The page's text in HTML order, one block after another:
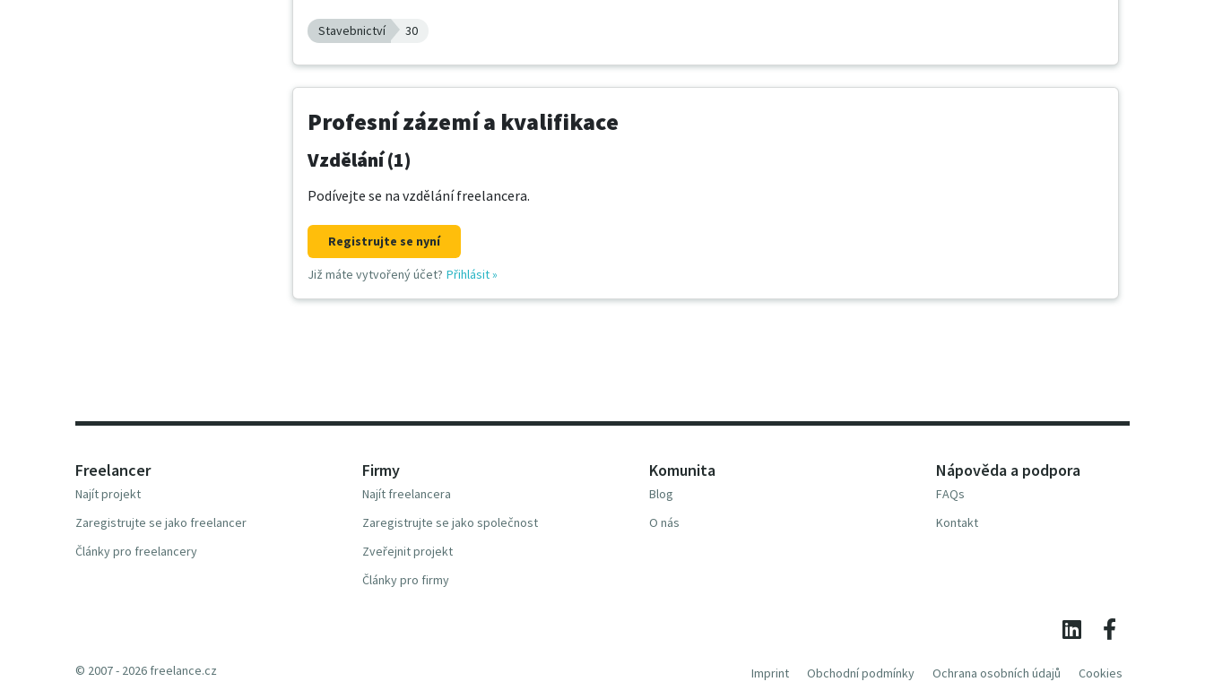
Stavebnictví 30
Profesní zázemí a kvalifikace
Vzdělání (1)
Podívejte se na vzdělání freelancera.
Registrujte se nyní
Již máte vytvořený účet? Přihlásit»
Freelancer
Najít projekt
Zaregistrujte se jako freelancer
Články pro freelancery
Firmy
Najít freelancera
Zaregistrujte se jako společnost
Zveřejnit projekt
Články pro firmy
Komunita
Blog
O nás
Nápověda a podpora
FAQs
Kontakt
Imprint Obchodní podmínky Ochrana osobních údajů Cookies
© 2007 - 2026 freelance.cz